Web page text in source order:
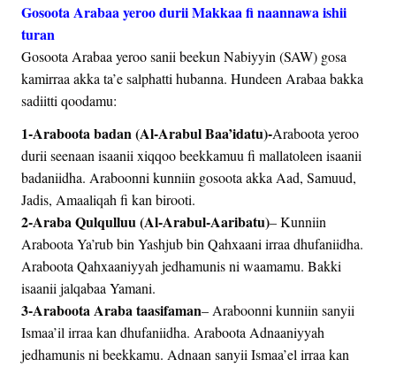
Gosoota Arabaa yeroo durii Makkaa fi naannawa ishii
turan
Gosoota Arabaa yeroo sanii beekun Nabiyyin (SAW) gosa
kamirraa akka ta’e salphatti hubanna. Hundeen Arabaa bakka
sadiitti qoodamu:
1-Araboota badan (Al-Arabul Baa’idatu)-Araboota yeroo
durii seenaan isaanii xiqqoo beekkamuu fi mallatoleen isaanii
badaniidha. Araboonni kunniin gosoota akka Aad, Samuud,
Jadis, Amaaliqah fi kan birooti.
2-Araba Qulqulluu (Al-Arabul-Aaribatu)– Kunniin
Araboota Ya’rub bin Yashjub bin Qahxaani irraa dhufaniidha.
Araboota Qahxaaniyyah jedhamunis ni waamamu. Bakki
isaanii jalqabaa Yamani.
3-Araboota Araba taasifaman– Araboonni kunniin sanyii
Ismaa’il irraa kan dhufaniidha. Araboota Adnaaniyyah
jedhamunis ni beekkamu. Adnaan sanyii Ismaa’el irraa kan